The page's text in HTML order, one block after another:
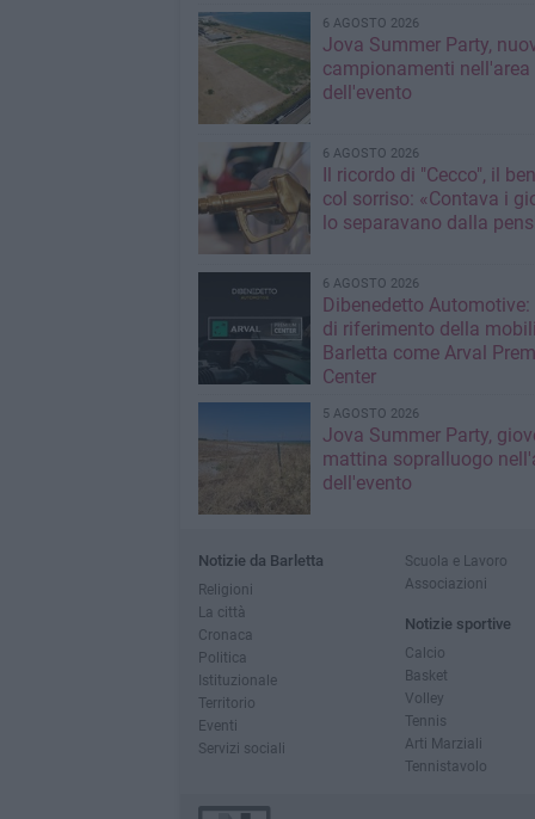
6 AGOSTO 2026
Jova Summer Party,
campionamenti nell'area
dell'evento
6 AGOSTO 2026
Il ricordo di "Cecco", il
col sorriso: «Contava i
lo separavano dalla
6 AGOSTO 2026
Dibenedetto
di riferimento della
Barletta come Arval
Center
5 AGOSTO 2026
Jova Summer Party,
mattina sopralluogo
dell'evento
Notizie da Barletta
Religioni
La città
Cronaca
Politica
Istituzionale
Territorio
Eventi
Servizi sociali
Scuola e Lavoro
Associazioni
Notizie sportive
Calcio
Basket
Volley
Tennis
Arti Marziali
Tennistavolo